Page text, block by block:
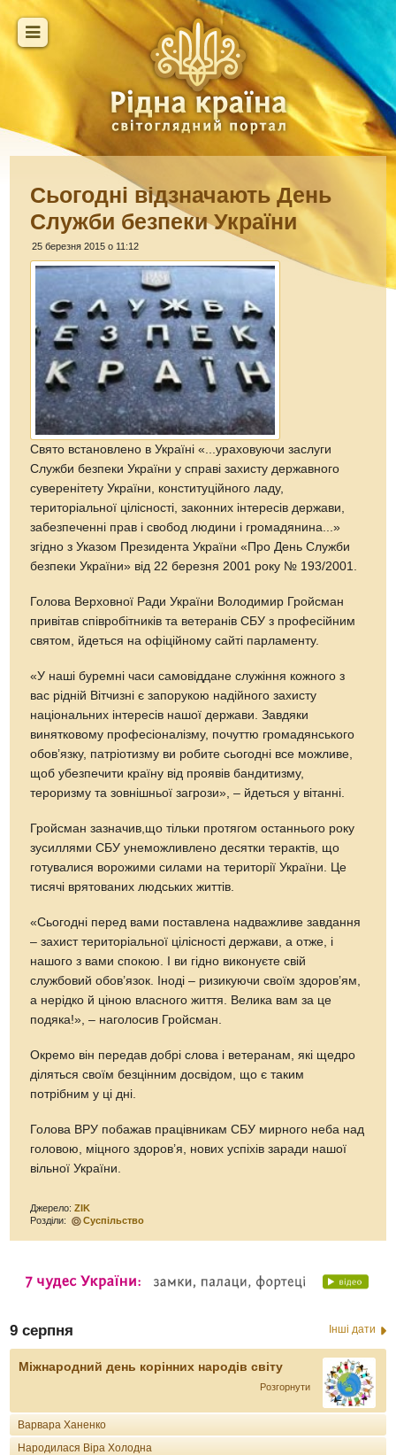
Сьогодні відзначають День
Служби безпеки України
25 березня 2015 о 11:12
Свято встановлено в Україні «...ураховуючи заслуги
Служби безпеки України у справі захисту державного
суверенітету України, конституційного ладу,
територіальної цілісності, законних інтересів держави,
забезпеченні прав і свобод людини і громадянина...»
згідно з Указом Президента України «Про День Служби
безпеки України» від 22 березня 2001 року № 193/2001.
Голова Верховної Ради України Володимир Гройсман
привітав співробітників та ветеранів СБУ з професійним
святом, йдеться на офіційному сайті парламенту.
«У наші буремні часи самовіддане служіння кожного з
вас рідній Вітчизні є запорукою надійного захисту
національних інтересів нашої держави. Завдяки
винятковому професіоналізму, почуттю громадянського
обов’язку, патріотизму ви робите сьогодні все можливе,
щоб убезпечити країну від проявів бандитизму,
тероризму та зовнішньої загрози», – йдеться у вітанні.
Гройсман зазначив,що тільки протягом останнього року
зусиллями СБУ унеможливлено десятки терактів, що
готувалися ворожими силами на території України. Це
тисячі врятованих людських життів.
«Сьогодні перед вами поставлена надважливе завдання
– захист територіальної цілісності держави, а отже, і
нашого з вами спокою. І ви гідно виконуєте свій
службовий обов’язок. Іноді – ризикуючи своїм здоров’ям,
а нерідко й ціною власного життя. Велика вам за це
подяка!», – наголосив Гройсман.
Окремо він передав добрі слова і ветеранам, які щедро
діляться своїм безцінним досвідом, що є таким
потрібним у ці дні.
Голова ВРУ побажав працівникам СБУ мирного неба над
головою, міцного здоров’я, нових успіхів заради нашої
вільної України.
Джерело:ZIK
Розділи:
Суспільство
9 серпня Інші дати
Міжнародний день корінних народів світу
Розгорнути
Варвара Ханенко
Народилася Віра Холодна